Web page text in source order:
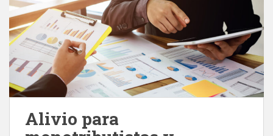
Alivio para